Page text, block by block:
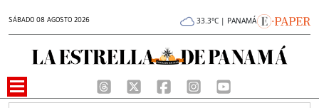
SÁBADO 08 AGOSTO 2026 33.3°C | PANAMÁ